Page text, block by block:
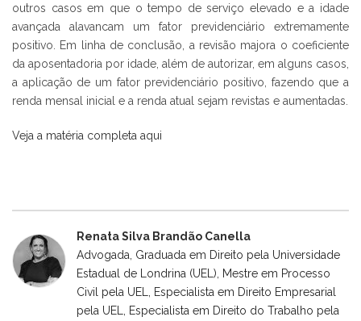
outros casos em que o tempo de serviço elevado e a idade
avançada alavancam um fator previdenciário extremamente
positivo. Em linha de conclusão, a revisão majora o coeficiente
da aposentadoria por idade, além de autorizar, em alguns casos,
a aplicação de um fator previdenciário positivo, fazendo que a
renda mensal inicial e a renda atual sejam revistas e aumentadas.
Veja a matéria completa aqui
Renata Silva Brandão Canella
Advogada, Graduada em Direito pela Universidade
Estadual de Londrina (UEL), Mestre em Processo
Civil pela UEL, Especialista em Direito Empresarial
pela UEL, Especialista em Direito do Trabalho pela